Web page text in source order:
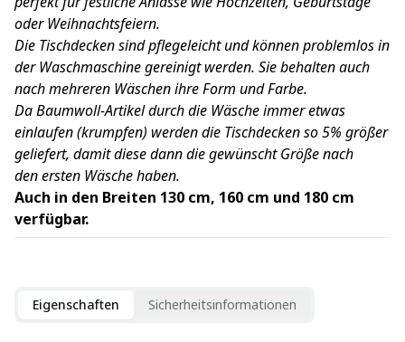
oder Weihnachtsfeiern.
Die Tischdecken sind pflegeleicht und können problemlos in
der Waschmaschine gereinigt werden. Sie behalten auch
nach mehreren Wäschen ihre Form und Farbe.
Da Baumwoll-Artikel durch die Wäsche immer etwas
einlaufen (krumpfen) werden die Tischdecken so 5% größer
geliefert, damit diese dann die gewünscht Größe nach
den ersten Wäsche haben.
Auch in den Breiten 130 cm, 160 cm und 180 cm
verfügbar.
Eigenschaften Sicherheitsinformationen